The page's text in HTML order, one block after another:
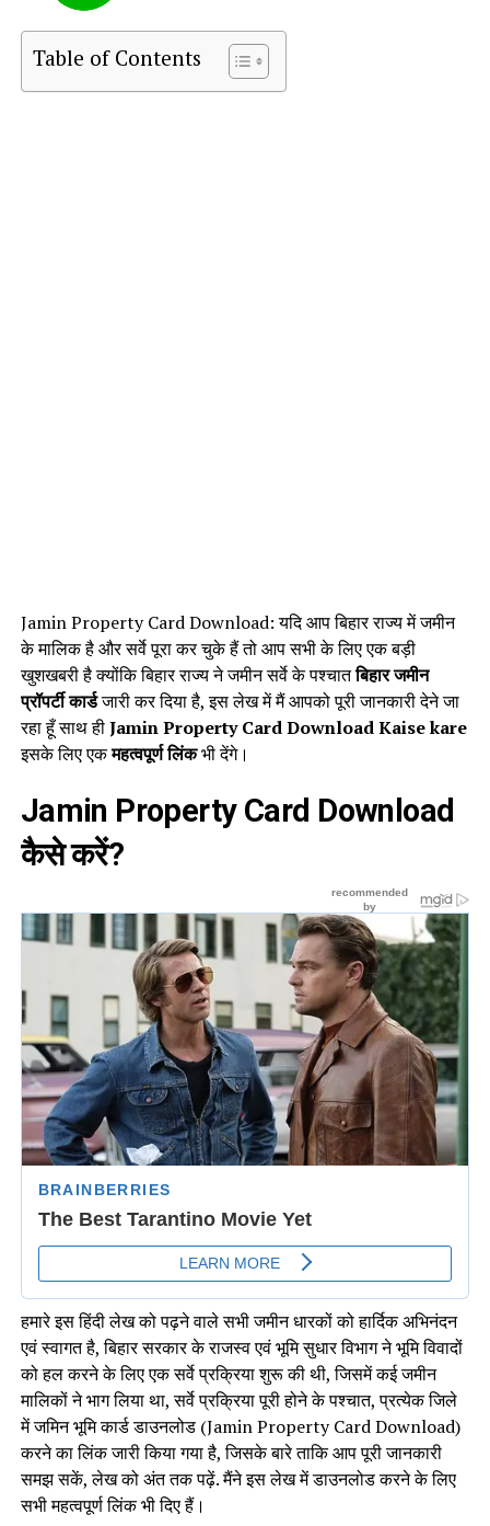
Table of Contents
Jamin Property Card Download: यदि आप बिहार राज्य में जमीन
के मालिक है और सर्वे पूरा कर चुके हैं तो आप सभी के लिए एक बड़ी
खुशखबरी है क्योंकि बिहार राज्य ने जमीन सर्वे के पश्चातबिहार जमीन
प्रॉपर्टी कार्डजारी कर दिया है, इस लेख में मैं आपको पूरी जानकारी देने जा
रहा हूँ साथ हीJamin Property Card Download Kaise kare
इसके लिए एकमहत्वपूर्ण लिंकभी देंगे।
Jamin Property Card Download
कैसे करें?
हमारे इस हिंदी लेख को पढ़ने वाले सभी जमीन धारकों को हार्दिक अभिनंदन
एवं स्वागत है, बिहार सरकार के राजस्व एवं भूमि सुधार विभाग ने भूमि विवादों
को हल करने के लिए एक सर्वे प्रक्रिया शुरू की थी, जिसमें कई जमीन
मालिकों ने भाग लिया था, सर्वे प्रक्रिया पूरी होने के पश्चात, प्रत्येक जिले
में जमिन भूमि कार्ड डाउनलोड (Jamin Property Card Download)
करने का लिंक जारी किया गया है, जिसके बारे ताकि आप पूरी जानकारी
समझ सकें, लेख को अंत तक पढ़ें. मैंने इस लेख में डाउनलोड करने के लिए
सभी महत्वपूर्ण लिंक भी दिए हैं।